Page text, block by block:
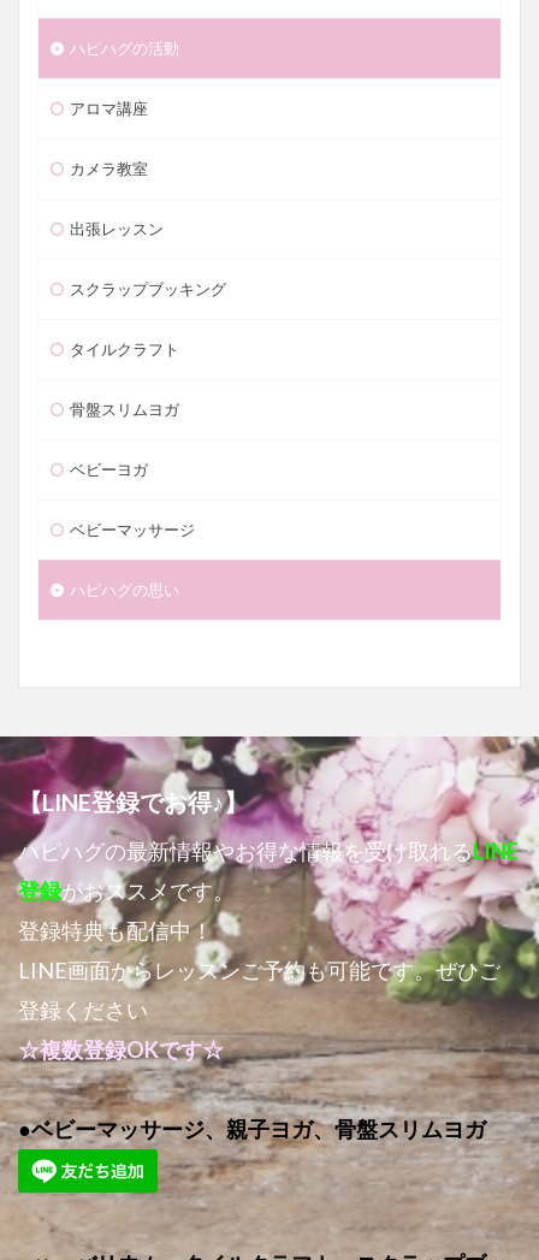
ハピハグの活動
アロマ講座
カメラ教室
出張レッスン
スクラップブッキング
タイルクラフト
骨盤スリムヨガ
ベビーヨガ
ベビーマッサージ
ハピハグの思い
【LINE登録でお得♪】
ハピハグの最新情報やお得な情報を受け取れるLINE
登録がおススメです。
登録特典も配信中！
LINE画面からレッスンご予約も可能です。ぜひご
登録ください
☆複数登録OKです☆
●ベビーマッサージ、親子ヨガ、骨盤スリムヨガ